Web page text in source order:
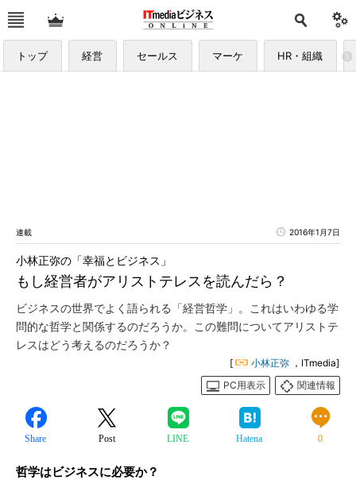
トップ 経営 セールス マーケ HR・組織
連載 2016年1月7日
もし経営者がアリストテレスを読んだら？
小林正弥の「幸福とビジネス」
ビジネスの世界でよく語られる「経営哲学」。これはいわゆる学
問的な哲学と関係するのだろうか。この難問についてアリストテ
レスはどう考えるのだろうか？
[ 小林正弥 ，ITmedia]
PC用表示
関連情報
Share Post LINE Hatena 0
哲学はビジネスに必要か？